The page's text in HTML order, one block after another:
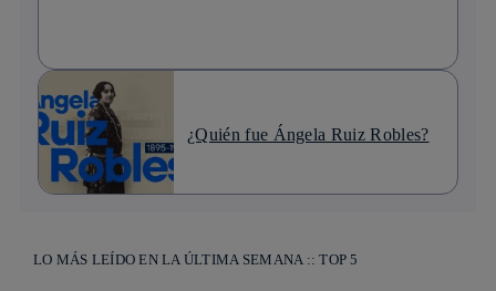
¿Quién fue Ángela Ruiz Robles?
LO MÁS LEÍDO EN LA ÚLTIMA SEMANA :: TOP 5